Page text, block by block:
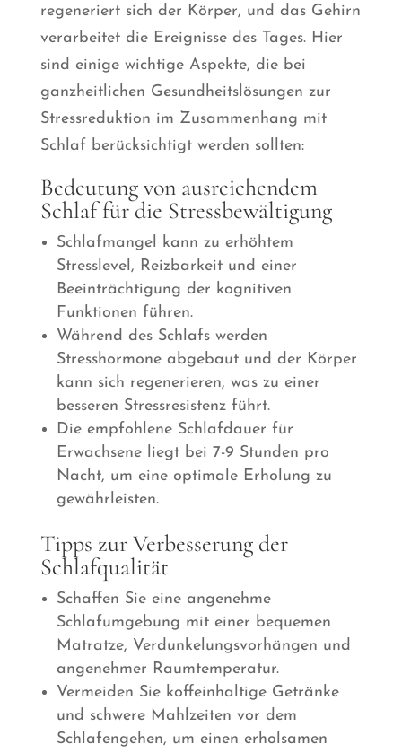
regeneriert sich der Körper, und das Gehirn
verarbeitet die Ereignisse des Tages. Hier
sind einige wichtige Aspekte, die bei
ganzheitlichen Gesundheitslösungen zur
Stressreduktion im Zusammenhang mit
Schlaf berücksichtigt werden sollten:
Bedeutung von ausreichendem
Schlaf für die Stressbewältigung
Schlafmangel kann zu erhöhtem
Stresslevel, Reizbarkeit und einer
Beeinträchtigung der kognitiven
Funktionen führen.
Während des Schlafs werden
Stresshormone abgebaut und der Körper
kann sich regenerieren, was zu einer
besseren Stressresistenz führt.
Die empfohlene Schlafdauer für
Erwachsene liegt bei 7-9 Stunden pro
Nacht, um eine optimale Erholung zu
gewährleisten.
Tipps zur Verbesserung der
Schlafqualität
Schaffen Sie eine angenehme
Schlafumgebung mit einer bequemen
Matratze, Verdunkelungsvorhängen und
angenehmer Raumtemperatur.
Vermeiden Sie koffeinhaltige Getränke
und schwere Mahlzeiten vor dem
Schlafengehen, um einen erholsamen